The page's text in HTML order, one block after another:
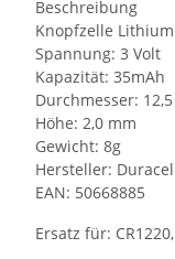
Beschreibung
Knopfzelle
Spannung: 3 Volt
Kapazität: 35mAh
Durchmesser:
Höhe: 2,0 mm
Gewicht: 8g
Hersteller:
EAN: 50668885
Ersatz für: